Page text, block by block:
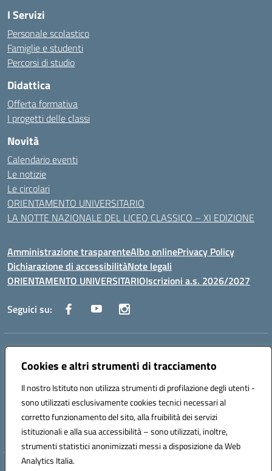
Cookies e altri strumenti di tracciamento
Il nostro Istituto non utilizza strumenti di profilazione degli utenti -
sono utilizzati esclusivamente cookies tecnici necessari al
corretto funzionamento del sito, alla fruibilità dei servizi
istituzionali e alla sua accessibilità – sono utilizzati, inoltre,
strumenti statistici anonimizzati messi a disposizione da Web
Analytics Italia.
I Servizi
Personale scolastico
Famiglie e studenti
Percorsi di studio
Didattica
Offerta formativa
I progetti delle classi
Novità
Calendario eventi
Le notizie
Le circolari
ORIENTAMENTO UNIVERSITARIO
LA NOTTE NAZIONALE DEL LICEO CLASSICO – XI EDIZIONE
Amministrazione trasparenteAlbo onlinePrivacy Policy
Dichiarazione di accessibilitàNote legali
ORIENTAMENTO UNIVERSITARIOIscrizioni a.s. 2026/2027
Seguici su:
Indirizzo:
Centralino:0882 331218 Email:fgps210002@istruzione.it
Codice fiscale: 93071630714
Codice meccanografico:
FGPS210002
Codice unico di fatturazione (CUF): UF7W9K